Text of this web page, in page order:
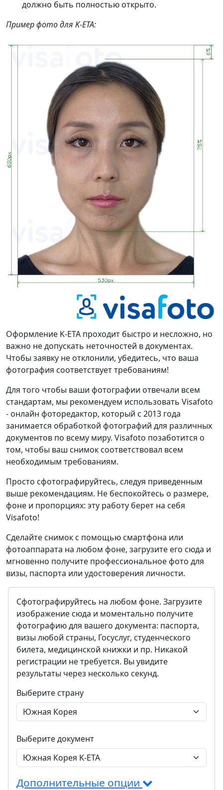
должно быть полностью открыто.
Пример фото для K-ETA:
Оформление K-ETA проходит быстро и несложно, но
важно не допускать неточностей в документах.
Чтобы заявку не отклонили, убедитесь, что ваша
фотография соответствует требованиям!
Для того чтобы ваши фотографии отвечали всем
стандартам, мы рекомендуем использовать Visafoto
- онлайн фоторедактор, который с 2013 года
занимается обработкой фотографий для различных
документов по всему миру. Visafoto позаботится о
том, чтобы ваш снимок соответствовал всем
необходимым требованиям.
Просто сфотографируйтесь, следуя приведенным
выше рекомендациям. Не беспокойтесь о размере,
фоне и пропорциях: эту работу берет на себя
Visafoto!
Сделайте снимок с помощью смартфона или
фотоаппарата на любом фоне, загрузите его сюда и
мгновенно получите профессиональное фото для
визы, паспорта или удостоверения личности.
Сфотографируйтесь на любом фоне. Загрузите
изображение сюда и моментально получите
фотографию для вашего документа: паспорта,
визы любой страны, Госуслуг, студенческого
билета, медицинской книжки и пр. Никакой
регистрации не требуется. Вы увидите
результаты через несколько секунд.
Выберите страну
Выберите документ
Дополнительные опции